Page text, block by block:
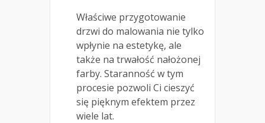
Właściwe przygotowanie
drzwi do malowania nie tylko
wpłynie na estetykę, ale
także na trwałość nałożonej
farby. Staranność w tym
procesie pozwoli Ci cieszyć
się pięknym efektem przez
wiele lat.